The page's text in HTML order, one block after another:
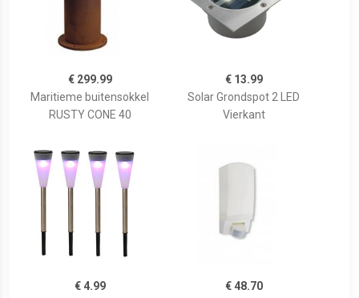
€ 299.99
Maritieme buitensokkel
RUSTY CONE 40
€ 13.99
Solar Grondspot 2 LED
Vierkant
€ 4.99
€ 48.70